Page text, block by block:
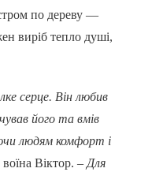
по дереву —
виріб тепло душі,
серце. Він любив
його та вмів
людям комфорт і
Віктор. – Для